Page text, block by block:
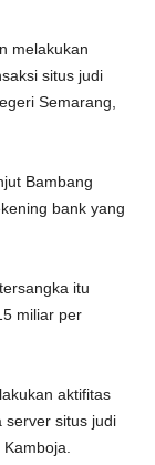
melakukan
situs judi
Semarang,
Bambang
bank yang
itu
miliar per
aktifitas
server situs judi